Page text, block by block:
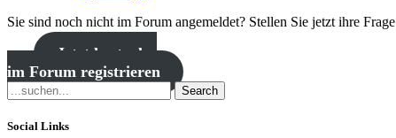
Sie sind noch nicht im Forum angemeldet? Stellen Sie jetzt ihre
Jetzt kostenlos
im Forum registrieren
Search
Social Links